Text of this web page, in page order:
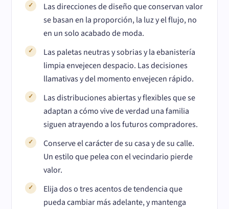
Las direcciones de diseño que conservan valor
se basan en la proporción, la luz y el flujo, no
en un solo acabado de moda.
Las paletas neutras y sobrias y la ebanistería
limpia envejecen despacio. Las decisiones
llamativas y del momento envejecen rápido.
Las distribuciones abiertas y flexibles que se
adaptan a cómo vive de verdad una familia
siguen atrayendo a los futuros compradores.
Conserve el carácter de su casa y de su calle.
Un estilo que pelea con el vecindario pierde
valor.
Elija dos o tres acentos de tendencia que
pueda cambiar más adelante, y mantenga